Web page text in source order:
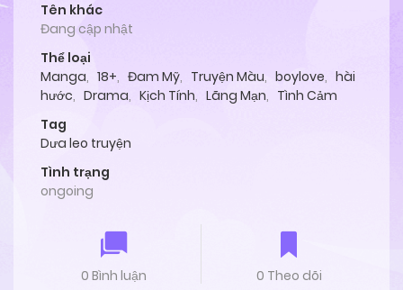
Tên khác
Đang cập nhật
Thể loại
Manga, 18+, Đam Mỹ, Truyện Màu, boylove, hài
hước, Drama, Kịch Tính, Lãng Mạn, Tình Cảm
Tag
Dưa leo truyện
Tình trạng
ongoing
0 Bình luận 0 Theo dõi